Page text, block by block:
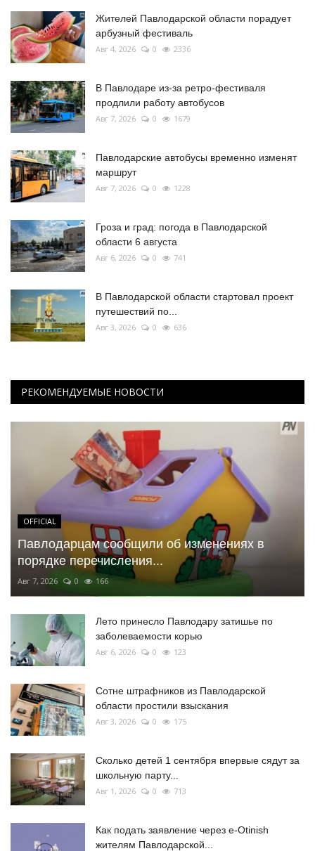
Жителей Павлодарской области порадует
арбузный фестиваль
Авг 4, 2026 0 2336
В Павлодаре из-за ретро-фестиваля
продлили работу автобусов
Авг 7, 2026 0 1679
Павлодарские автобусы временно изменят
маршрут
Авг 7, 2026 0 1228
Гроза и град: погода в Павлодарской
области 6 августа
Авг 6, 2026 0 741
В Павлодарской области стартовал проект
путешествий по...
Авг 3, 2026 0 636
РЕКОМЕНДУЕМЫЕ НОВОСТИ
OFFICIAL
Павлодарцам сообщили об изменениях в
порядке перечисления...
Авг 7, 2026 0 166
Лето принесло Павлодару затишье по
заболеваемости корью
Авг 6, 2026 0 123
Сотне штрафников из Павлодарской
области простили взыскания
Авг 3, 2026 0 175
Сколько детей 1 сентября впервые сядут за
школьную парту...
Авг 1, 2026 0 713
Как подать заявление через e-Otinish
жителям Павлодарской...